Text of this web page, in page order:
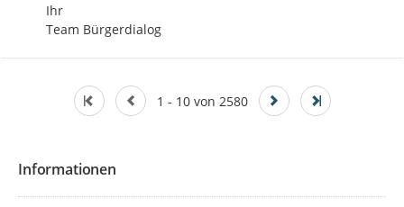
Ihr
Team Bürgerdialog
1 - 10 von 2580
Informationen